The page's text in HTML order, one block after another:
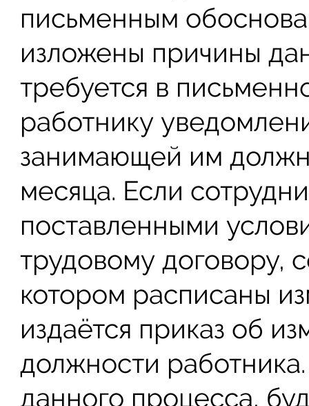
письменным
изложены причины
требуется в
работнику
занимающей им
месяца. Если
поставленными
трудовому договору,
котором расписаны
издаётся приказ об
должности
данного процесса,